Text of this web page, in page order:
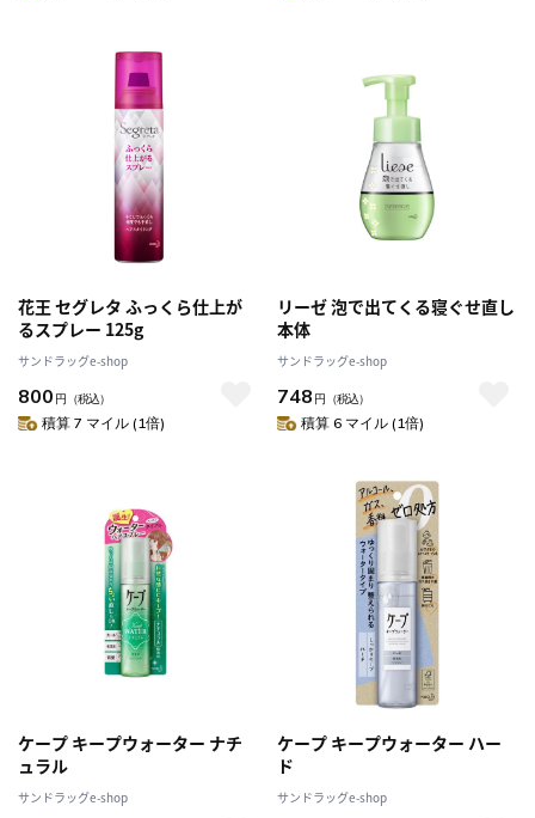
花王 セグレタ ふっくら仕上が
るスプレー 125g
サンドラッグe-shop
800 円 （税込）
積算 7 マイル (1倍)
リーゼ 泡で出てくる寝ぐせ直し
本体
サンドラッグe-shop
748 円 （税込）
積算 6 マイル (1倍)
ケープ キープウォーター ナチ
ュラル
サンドラッグe-shop
ケープ キープウォーター ハー
ド
サンドラッグe-shop